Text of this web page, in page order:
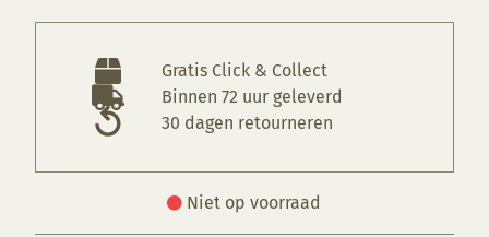
Gratis Click & Collect
Binnen 72 uur geleverd
30 dagen retourneren
Niet op voorraad